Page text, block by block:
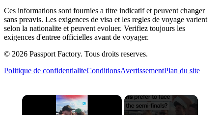
Ces informations sont fournies a titre indicatif et peuvent changer
sans preavis. Les exigences de visa et les regles de voyage varient
selon la nationalite et peuvent evoluer. Verifiez toujours les
exigences d'entree officielles avant de voyager.
© 2026 Passport Factory. Tous droits reserves.
Politique de confidentialiteConditionsAvertissementPlan du site
×